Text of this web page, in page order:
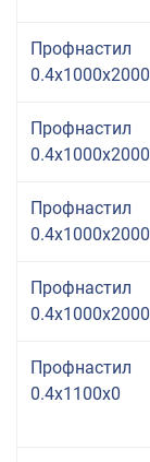
Профнастил
0.4x1000x2000
Профнастил
0.4x1000x2000
Профнастил
0.4x1000x2000
Профнастил
0.4x1000x2000
Профнастил
0.4x1100x0